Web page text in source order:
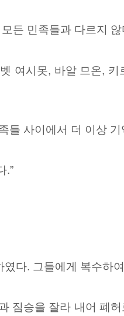
든 민족들과 다르지 않
여시못, 바알 므온, 키
들 사이에서 더 이상
.”
다. 그들에게 복수하
짐승을 잘라 내어 폐